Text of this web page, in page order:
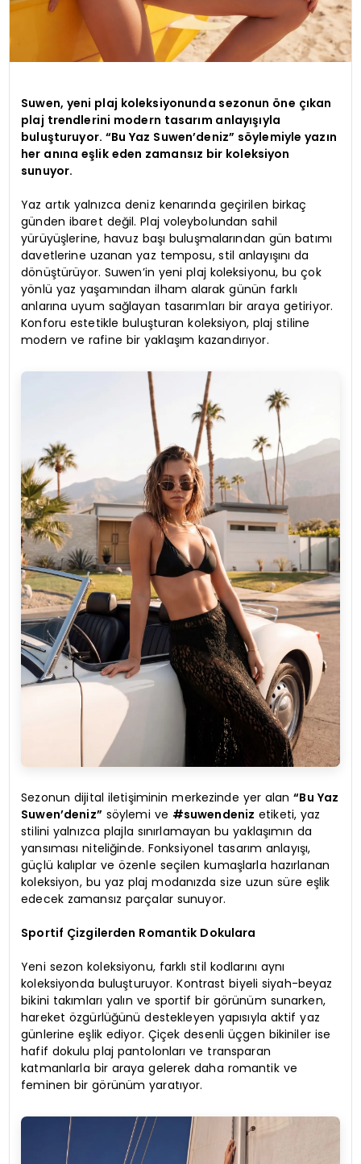
Suwen, yeni plaj koleksiyonunda sezonun öne çıkan
plaj trendlerini modern tasarım anlayışıyla
buluşturuyor. “Bu Yaz Suwen’deniz” söylemiyle yazın
her anına eşlik eden zamansız bir koleksiyon
sunuyor.
Yaz artık yalnızca deniz kenarında geçirilen birkaç
günden ibaret değil. Plaj voleybolundan sahil
yürüyüşlerine, havuz başı buluşmalarından gün batımı
davetlerine uzanan yaz temposu, stil anlayışını da
dönüştürüyor. Suwen’in yeni plaj koleksiyonu, bu çok
yönlü yaz yaşamından ilham alarak günün farklı
anlarına uyum sağlayan tasarımları bir araya getiriyor.
Konforu estetikle buluşturan koleksiyon, plaj stiline
modern ve rafine bir yaklaşım kazandırıyor.
Sezonun dijital iletişiminin merkezinde yer alan“Bu Yaz
Suwen’deniz” söylemi ve #suwendeniz etiketi, yaz
stilini yalnızca plajla sınırlamayan bu yaklaşımın da
yansıması niteliğinde. Fonksiyonel tasarım anlayışı,
güçlü kalıplar ve özenle seçilen kumaşlarla hazırlanan
koleksiyon, bu yaz plaj modanızda size uzun süre eşlik
edecek zamansız parçalar sunuyor.
Sportif Çizgilerden Romantik Dokulara
Yeni sezon koleksiyonu, farklı stil kodlarını aynı
koleksiyonda buluşturuyor. Kontrast biyeli siyah-beyaz
bikini takımları yalın ve sportif bir görünüm sunarken,
hareket özgürlüğünü destekleyen yapısıyla aktif yaz
günlerine eşlik ediyor. Çiçek desenli üçgen bikiniler ise
hafif dokulu plaj pantolonları ve transparan
katmanlarla bir araya gelerek daha romantik ve
feminen bir görünüm yaratıyor.